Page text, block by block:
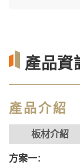
產品資
產品介紹
板材介紹
方案一: